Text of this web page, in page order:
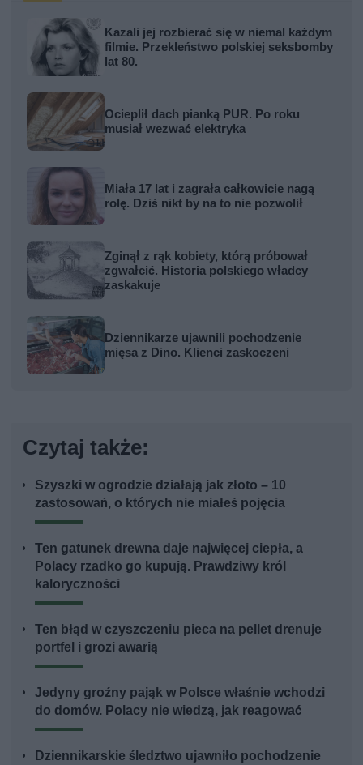
Kazali jej rozbierać się w niemal każdym
filmie. Przekleństwo polskiej seksbomby
lat 80.
Ocieplił dach pianką PUR. Po roku
musiał wezwać elektryka
Miała 17 lat i zagrała całkowicie nagą
rolę. Dziś nikt by na to nie pozwolił
Zginął z rąk kobiety, którą próbował
zgwałcić. Historia polskiego władcy
zaskakuje
Dziennikarze ujawnili pochodzenie
mięsa z Dino. Klienci zaskoczeni
Czytaj także:
Szyszki w ogrodzie działają jak złoto – 10
zastosowań, o których nie miałeś pojęcia
Ten gatunek drewna daje najwięcej ciepła, a
Polacy rzadko go kupują. Prawdziwy król
kaloryczności
Ten błąd w czyszczeniu pieca na pellet drenuje
portfel i grozi awarią
Jedyny groźny pająk w Polsce właśnie wchodzi
do domów. Polacy nie wiedzą, jak reagować
Dziennikarskie śledztwo ujawniło pochodzenie